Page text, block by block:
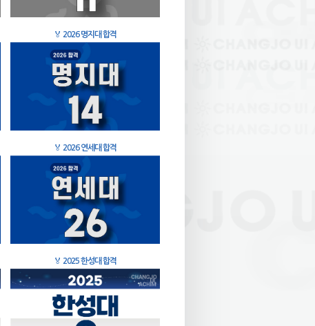
🏅 2026 명지대 합격
🏅 2026 연세대 합격
🏅 2025 한성대 합격